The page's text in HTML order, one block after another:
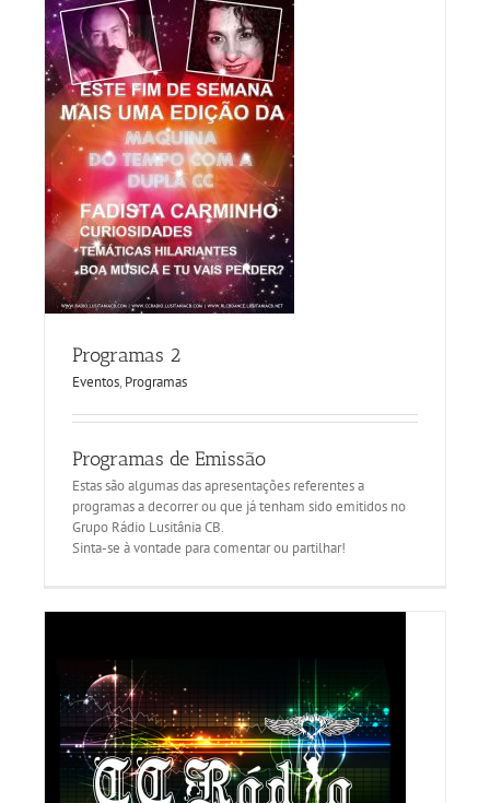
Programas 2
Eventos, Programas
Programas de Emissão
Estas são algumas das apresentações referentes a
programas a decorrer ou que já tenham sido emitidos no
Grupo Rádio Lusitânia CB.
Sinta-se à vontade para comentar ou partilhar!